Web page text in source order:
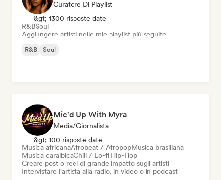
Curatore Di Playlist
&gt; 1300 risposte date
R&BSoul
Aggiungere artisti nelle mie playlist più seguite
R&B Soul
Mic'd Up With Myra
Media/Giornalista
&gt; 100 risposte date
Musica africanaAfrobeat / AfropopMusica brasiliana
Musica caraibicaChill / Lo-fi Hip-Hop
Creare post o reel di grande impatto sugli artisti
Intervistare l'artista alla radio, in video o in podcast